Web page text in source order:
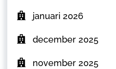
januari 2026
december 2025
november 2025